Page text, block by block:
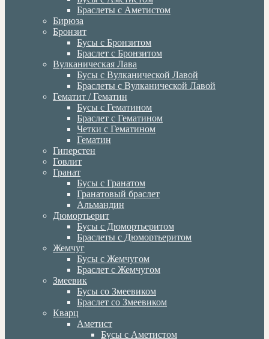
Браслеты с Аметистом
Бирюза
Бронзит
Бусы с Бронзитом
Браслет с Бронзитом
Вулканическая Лава
Бусы с Вулканической Лавой
Браслеты с Вулканической Лавой
Гематит / Гематин
Бусы с Гематином
Браслет с Гематином
Четки с Гематином
Гематин
Гиперстен
Говлит
Гранат
Бусы с Гранатом
Гранатовый браслет
Альмандин
Дюмортьерит
Бусы с Дюмортьеритом
Браслеты с Дюмортьеритом
Жемчуг
Бусы с Жемчугом
Браслет с Жемчугом
Змеевик
Бусы со Змеевиком
Браслет со Змеевиком
Кварц
Аметист
Бусы с Аметистом